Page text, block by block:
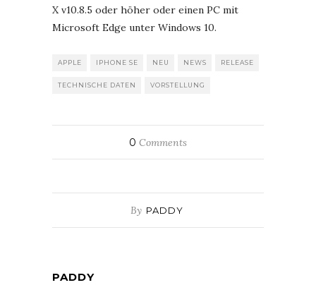
X v10.8.5 oder höher oder einen PC mit
Microsoft Edge unter Windows 10.
APPLE IPHONE SE NEU NEWS RELEASE
TECHNISCHE DATEN VORSTELLUNG
0 Comments
By PADDY
PADDY